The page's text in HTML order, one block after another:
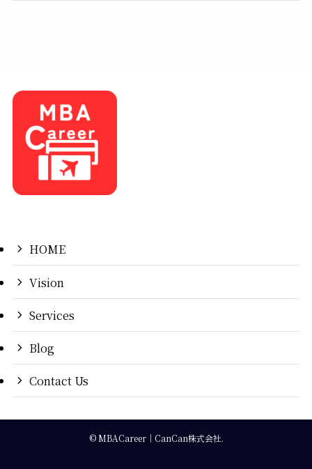
HOME
Vision
Services
Blog
Contact Us
©MBACareer｜CanCan株式会社.